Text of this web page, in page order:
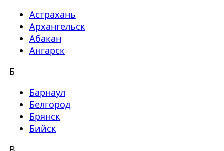
Астрахань
Архангельск
Абакан
Ангарск
Б
Барнаул
Белгород
Брянск
Бийск